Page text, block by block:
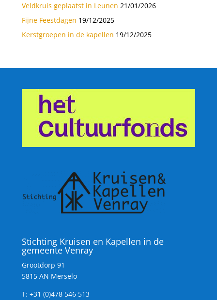
Veldkruis geplaatst in Leunen 21/01/2026
Fijne Feestdagen 19/12/2025
Kerstgroepen in de kapellen 19/12/2025
Stichting Kruisen en Kapellen in de
gemeente Venray
Grootdorp 91
5815 AN Merselo
T: +31 (0)478 546 513